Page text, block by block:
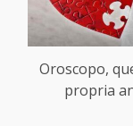
Oroscopo,
propria